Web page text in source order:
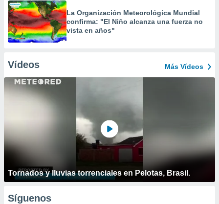
La Organización Meteorológica Mundial
confirma: "El Niño alcanza una fuerza no
vista en años"
Vídeos Más Vídeos
Tornados y lluvias torrenciales en Pelotas, Brasil.
Síguenos